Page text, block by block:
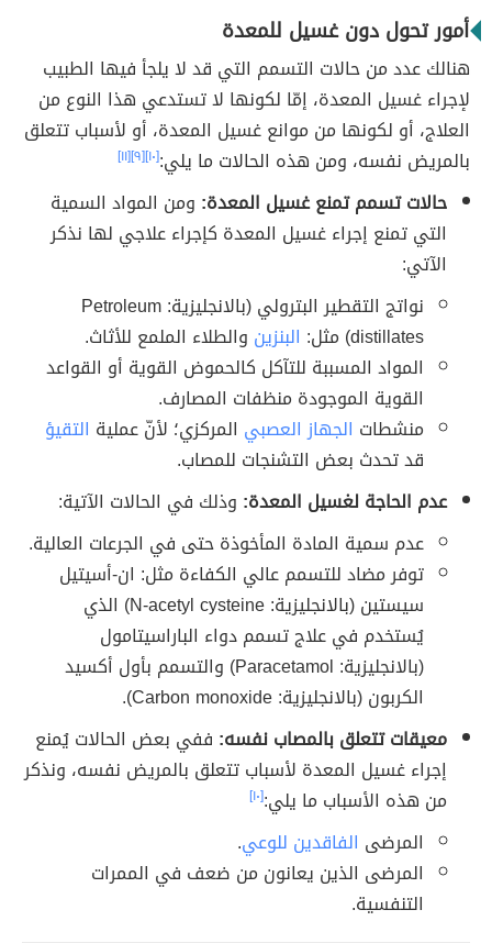
أمور تحول دون غسيل للمعدة
هنالك عدد من حالات التسمم التي قد لا يلجأ فيها الطبيب
لإجراء غسيل المعدة، إمّا لكونها لا تستدعي هذا النوع من
العلاج، أو لكونها من موانع غسيل المعدة، أو لأسباب تتعلق
بالمريض نفسه، ومن هذه الحالات ما يلي:[١٠] [٩] [١١]
حالات تسمم تمنع غسيل المعدة: ومن المواد السمية
التي تمنع إجراء غسيل المعدة كإجراء علاجي لها نذكر
الآتي:
نواتج التقطير البترولي (بالانجليزية: Petroleum
distillates) مثل:
البنزين والطلاء الملمع للأثاث.
المواد المسببة للتآكل كالحموض القوية أو القواعد
القوية الموجودة منظفات المصارف.
منشطات الجهاز العصبي المركزي؛ لأنّ عملية التقيؤ
قد تحدث بعض التشنجات للمصاب.
عدم الحاجة لغسيل المعدة: وذلك في الحالات الآتية:
عدم سمية المادة المأخوذة حتى في الجرعات العالية.
توفر مضاد للتسمم عالي الكفاءة مثل: ان-أسيتيل
سيستين (بالانجليزية: N-acetyl cysteine) الذي
يُستخدم في علاج تسمم دواء الباراسيتامول
(بالانجليزية: Paracetamol) والتسمم بأول أكسيد
الكربون (بالانجليزية: Carbon monoxide).
معيقات تتعلق بالمصاب نفسه: ففي بعض الحالات يُمنع
إجراء غسيل المعدة لأسباب تتعلق بالمريض نفسه، ونذكر
من هذه الأسباب ما يلي:[١٠]
المرضى الفاقدين للوعي.
المرضى الذين يعانون من ضعف في الممرات
التنفسية.